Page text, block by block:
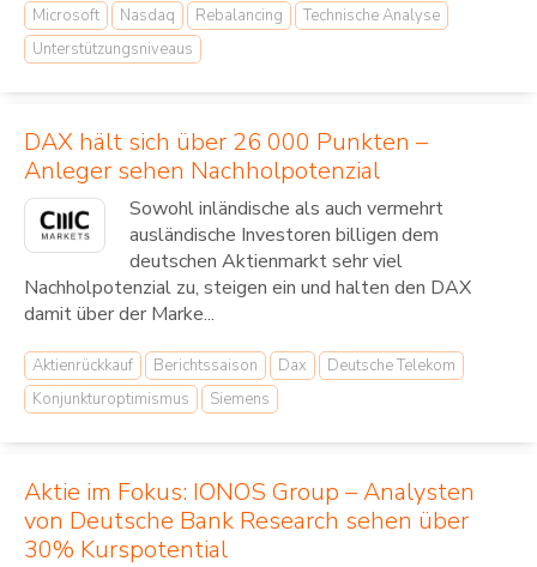
Microsoft
Nasdaq Rebalancing
Technische Analyse
Unterstützungsniveaus
DAX hält sich über 26 000 Punkten –
Anleger sehen Nachholpotenzial
Sowohl inländische als auch vermehrt
ausländische Investoren billigen dem
deutschen Aktienmarkt sehr viel
Nachholpotenzial zu, steigen ein und halten den DAX
damit über der Marke...
Aktienrückkauf Berichtssaison Dax
Deutsche Telekom
Konjunkturoptimismus
Siemens
Aktie im Fokus: IONOS Group – Analysten
von Deutsche Bank Research sehen über
30% Kurspotential